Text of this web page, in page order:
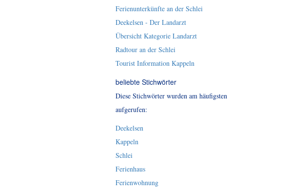
Ferienunterkünfte an der Schlei
Deekelsen - Der Landarzt
Übersicht Kategorie Landarzt
Radtour an der Schlei
Tourist Information Kappeln
beliebte Stichwörter
Diese Stichwörter wurden am häufigsten
aufgerufen:
Deekelsen
Kappeln
Schlei
Ferienhaus
Ferienwohnung